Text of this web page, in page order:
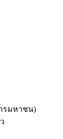
รมหาชน)